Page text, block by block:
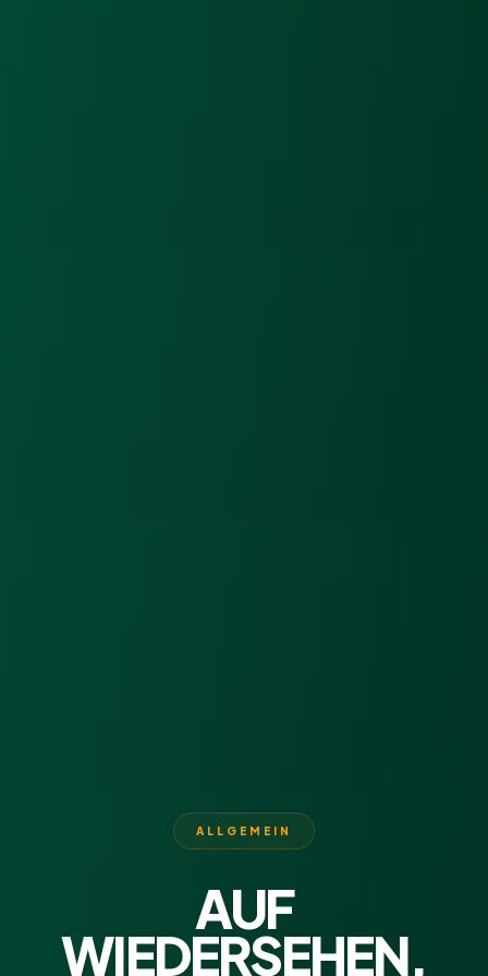
ALLGEMEIN
AUF
WIEDERSEHEN,